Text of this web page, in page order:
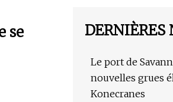
se
DERNIÈRES
Le port de
nouvelles grues
Konecranes